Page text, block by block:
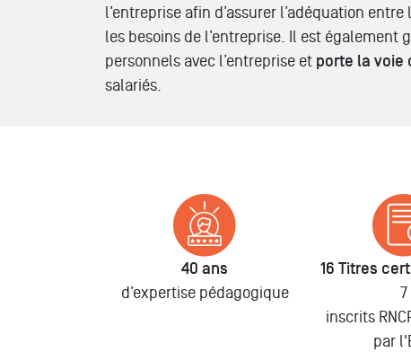
l’entreprise afin d’assurer l’adéquation
les besoins de l’entreprise. Il est également
personnels avec l’entreprise et porte la voie
salariés.
40 ans
d’expertise pédagogique
16 Titres
7
inscrits
par